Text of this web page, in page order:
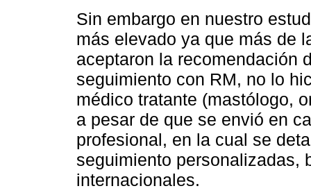
Sin embargo en nuestro
más elevado ya que más de
aceptaron la recomendación
seguimiento con RM, no lo
médico tratante (mastólogo,
a pesar de que se envió en
profesional, en la cual se
seguimiento personalizadas,
internacionales.